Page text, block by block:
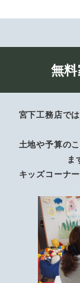
無
宮下工務店で
土地や予算の
ま
キッズコーナ